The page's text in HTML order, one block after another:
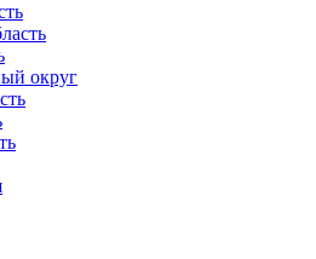
округ